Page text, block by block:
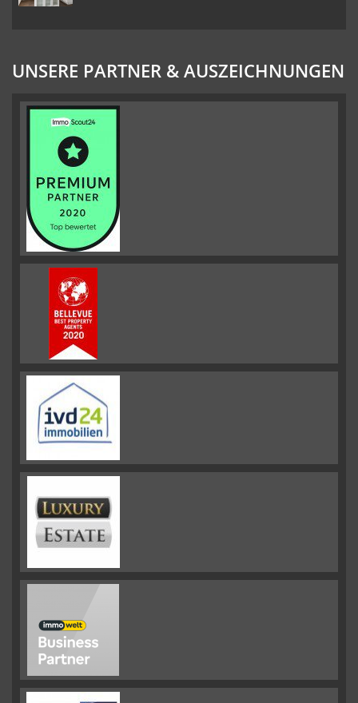
UNSERE PARTNER & AUSZEICHNUNGEN